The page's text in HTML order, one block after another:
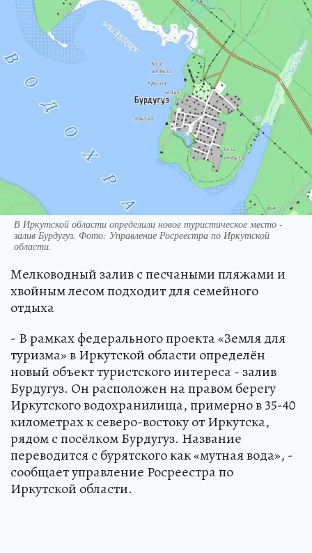
В Иркутской области определили новое туристическое место -
залив Бурдугуз. Фото: Управление Росреестра по Иркутской
области.
Мелководный залив с песчаными пляжами и
хвойным лесом подходит для семейного
отдыха
- В рамках федерального проекта «Земля для
туризма» в Иркутской области определён
новый объект туристского интереса - залив
Бурдугуз. Он расположен на правом берегу
Иркутского водохранилища, примерно в 35-40
километрах к северо-востоку от Иркутска,
рядом с посёлком Бурдугуз. Название
переводится с бурятского как «мутная вода», -
сообщает управление Росреестра по
Иркутской области.